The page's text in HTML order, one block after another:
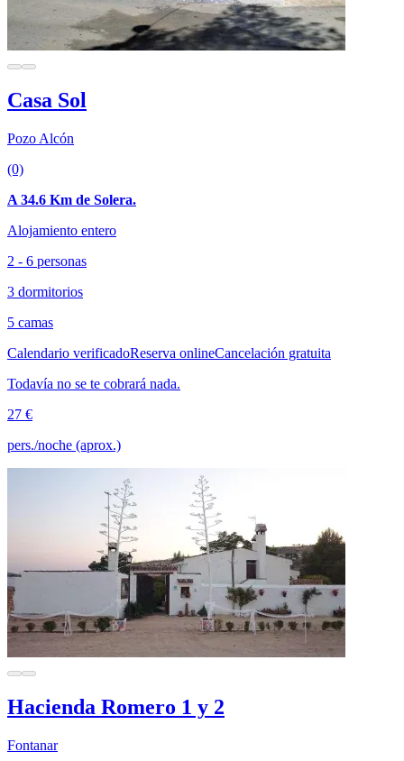
Casa Sol
Pozo Alcón
(0)
A 34.6 Km de Solera.
Alojamiento entero
2 - 6 personas
3 dormitorios
5 camas
Calendario verificadoReserva onlineCancelación gratuita
Todavía no se te cobrará nada.
27 €
pers./noche (aprox.)
Hacienda Romero 1 y 2
Fontanar